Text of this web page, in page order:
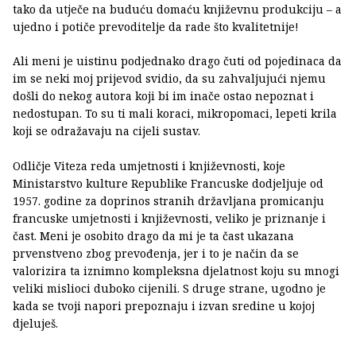
tako da utječe na buduću domaću književnu produkciju – a
ujedno i potiče prevoditelje da rade što kvalitetnije!
Ali meni je uistinu podjednako drago čuti od pojedinaca da
im se neki moj prijevod svidio, da su zahvaljujući njemu
došli do nekog autora koji bi im inače ostao nepoznat i
nedostupan. To su ti mali koraci, mikropomaci, lepeti krila
koji se odražavaju na cijeli sustav.
Odličje Viteza reda umjetnosti i književnosti, koje
Ministarstvo kulture Republike Francuske dodjeljuje od
1957. godine za doprinos stranih državljana promicanju
francuske umjetnosti i književnosti, veliko je priznanje i
čast. Meni je osobito drago da mi je ta čast ukazana
prvenstveno zbog prevođenja, jer i to je način da se
valorizira ta iznimno kompleksna djelatnost koju su mnogi
veliki mislioci duboko cijenili. S druge strane, ugodno je
kada se tvoji napori prepoznaju i izvan sredine u kojoj
djeluješ.